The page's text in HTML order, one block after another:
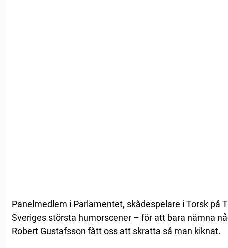
Panelmedlem i Parlamentet, skådespelare i Torsk på
Sveriges största humorscener – för att bara nämna
Robert Gustafsson fått oss att skratta så man kiknat.